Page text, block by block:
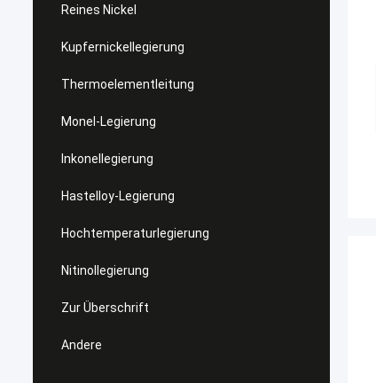
Reines Nickel
Kupfernickellegierung
Thermoelementleitung
Monel-Legierung
Inkonellegierung
Hastelloy-Legierung
Hochtemperaturlegierung
Nitinollegierung
Zur Überschrift
Andere